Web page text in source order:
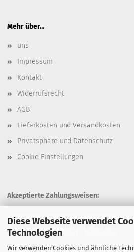
Diese Webseite verwendet
Technologien
Wir verwenden Cookies und ähnliche
Mehr über...
uns
Impressum
Kontakt
Widerrufsrecht
AGB
Lieferkosten und Versandkosten
Privatsphäre und Datenschutz
Cookie Einstellungen
Akzeptierte Zahlungsweisen: